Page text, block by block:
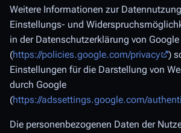
Weitere Informationen zur
Einstellungs- und
in der Datenschutzerklärung von Google
(https://policies.google.com/privacy
)
Einstellungen für die Darstellung von
durch Google
(https://adssettings.google.com/
Die personenbezogenen Daten der